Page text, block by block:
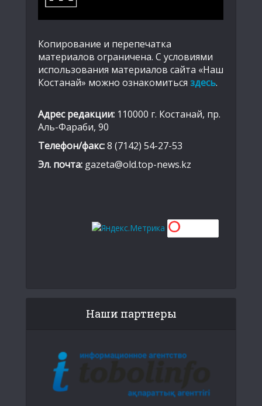
Копирование и перепечатка
материалов ограничена. С условиями
использования материалов сайта «Наш
Костанай» можно ознакомиться здесь.
Адрес редакции: 110000 г. Костанай, пр.
Аль-Фараби, 90
Телефон/факс:8 (7142) 54-27-53
Эл. почта: gazeta@old.top-news.kz
Наши партнеры